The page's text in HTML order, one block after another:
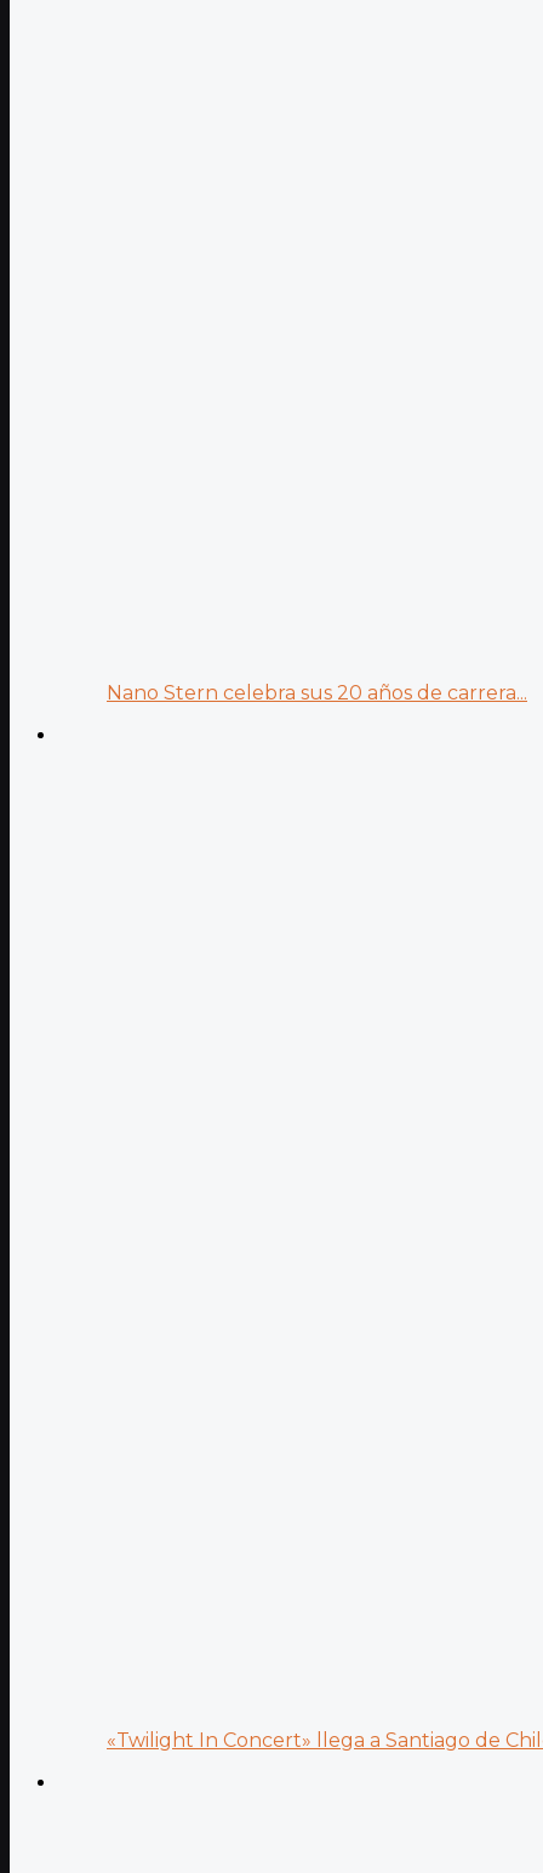
Nano Stern celebra sus 20 años de carrera...
«Twilight In Concert» llega a Santiago de